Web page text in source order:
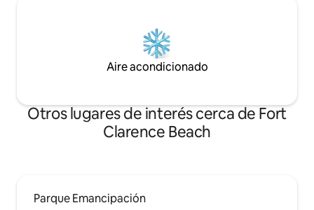
Aire acondicionado
Otros lugares de interés cerca de Fort
Clarence Beach
Parque Emancipación